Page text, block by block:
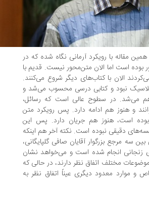
با رویکرد آرمانی نگاه شده که در
اما الان متن‌محور نیست. قدیم با
با کتاب‌های دیگر شروع می‌کنند.
نبود و کتابی درسی محسوب می‌شد و
در سطوح عالی است که رسائل،
هم ادامه دارد. پس رویکرد متن
هنوز هم جریان دارد. پس این
دقیقی نبوده است. نکته آخر هم اینکه
بزرگوار آقایان صافی گلپایگانی،
انجام شده است و می‌خواهد نشان
اتفاق نظر دارند، در حالی که
معدود دیگری عیناً اتفاق نظر به